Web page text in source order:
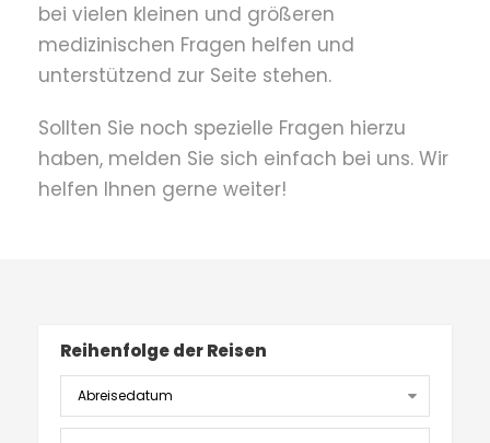
bei vielen kleinen und größeren
medizinischen Fragen helfen und
unterstützend zur Seite stehen.
Sollten Sie noch spezielle Fragen hierzu
haben, melden Sie sich einfach bei uns. Wir
helfen Ihnen gerne weiter!
Reihenfolge der Reisen